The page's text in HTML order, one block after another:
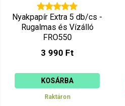
Nyakpapír Extra 5 db/cs -
Rugalmas és Vízálló
FRO550
3 990 Ft
KOSÁRBA
Raktáron